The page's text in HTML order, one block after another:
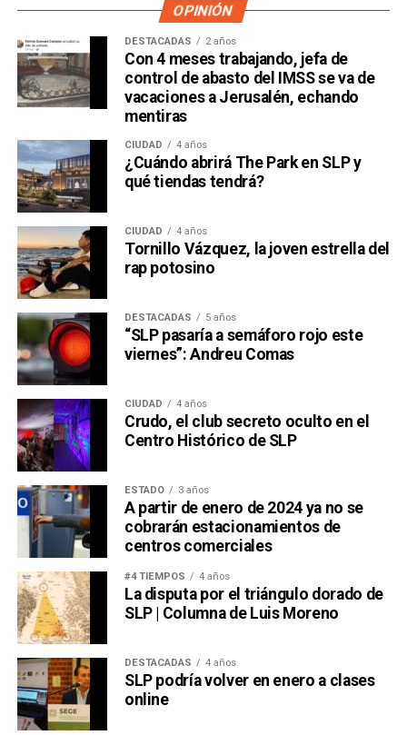
OPINIÓN
DESTACADAS 2 años
Con 4 meses trabajando, jefa de
control de abasto del IMSS se va de
vacaciones a Jerusalén, echando
mentiras
CIUDAD 4 años
¿Cuándo abrirá The Park en SLP y
qué tiendas tendrá?
CIUDAD 4 años
Tornillo Vázquez, la joven estrella del
rap potosino
DESTACADAS 5 años
“SLP pasaría a semáforo rojo este
viernes”: Andreu Comas
CIUDAD 4 años
Crudo, el club secreto oculto en el
Centro Histórico de SLP
ESTADO 3 años
A partir de enero de 2024 ya no se
cobrarán estacionamientos de
centros comerciales
#4 TIEMPOS 4 años
La disputa por el triángulo dorado de
SLP | Columna de Luis Moreno
DESTACADAS 4 años
SLP podría volver en enero a clases
online